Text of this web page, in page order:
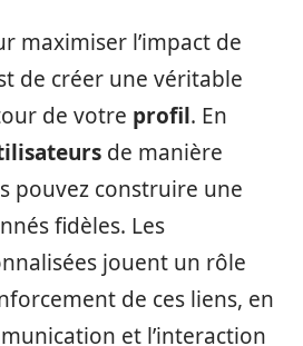
maximiser l’impact de
de créer une véritable
de votre profil. En
de manière
pouvez construire une
fidèles. Les
jouent un rôle
de ces liens, en
et l’interaction